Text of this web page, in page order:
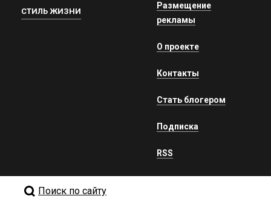
СТИЛЬ ЖИЗНИ
Размещение
рекламы
О проекте
Контакты
Стать блогером
Подписка
RSS
Поиск по сайту